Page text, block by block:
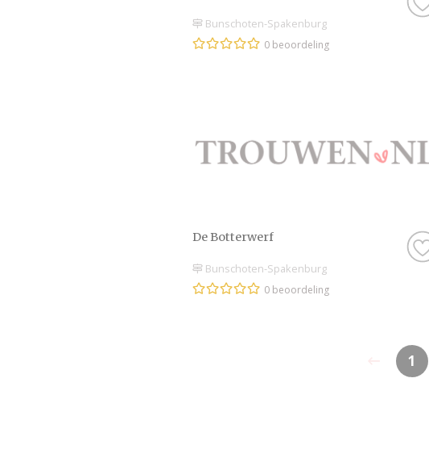
Bunschoten-Spakenburg
0 beoordeling
De Botterwerf
Bunschoten-Spakenburg
0 beoordeling
1